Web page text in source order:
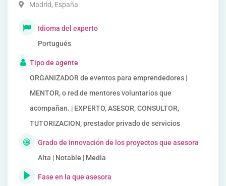
Madrid, España
Idioma del experto
Portugués
Tipo de agente
ORGANIZADOR de eventos para emprendedores |
MENTOR, o red de mentores voluntarios que
acompañan. | EXPERTO, ASESOR, CONSULTOR,
TUTORIZACION, prestador privado de servicios
Grado de innovación de los proyectos que asesora
Alta | Notable | Media
Fase en la que asesora